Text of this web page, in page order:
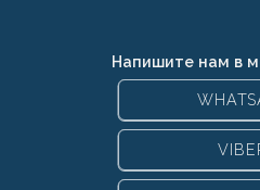
Напишите нам в